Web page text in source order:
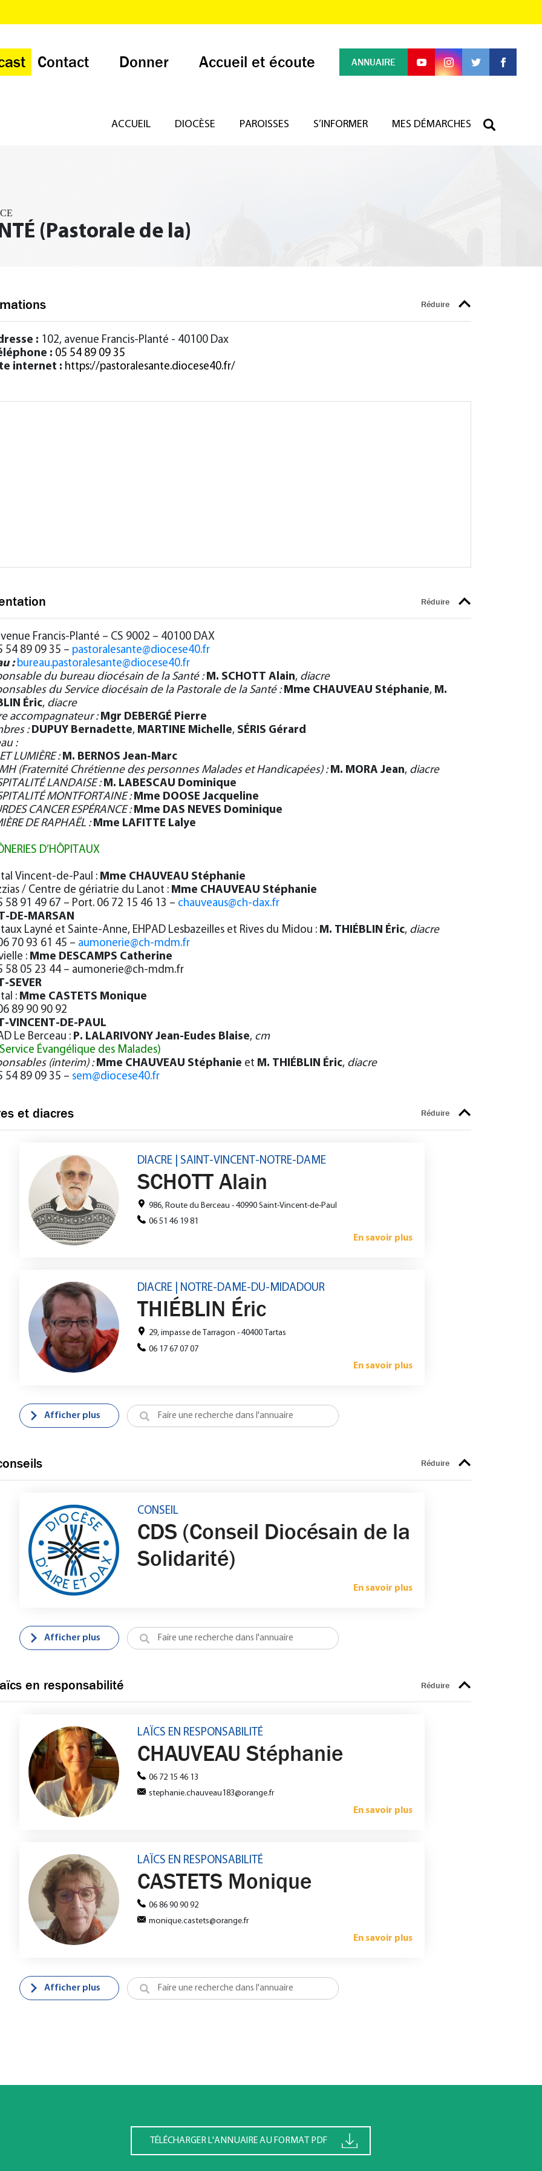
Contact Donner Accueil et écoute ANNUAIRE
ACCUEIL DIOCÈSE PAROISSES S’INFORMER MES DÉMARCHES
(Pastorale de la)
: 102, avenue Francis-Planté - 40100 Dax
: 05 54 89 09 35
internet : https://pastoralesante.diocese40.fr/
Francis-Planté – CS 9002 – 40100 DAX
54 89 09 35 – pastoralesante@diocese40.fr
:bureau.pastoralesante@diocese40.fr
du bureau diocésain de la Santé :M. SCHOTT Alain, diacre
du Service diocésain de la Pastorale de la Santé :Mme CHAUVEAU Stéphanie, M.
Éric, diacre
accompagnateur :Mgr DEBERGÉ Pierre
:DUPUY Bernadette, MARTINE Michelle, SÉRIS Gérard
:
LUMIÈRE :M. BERNOS Jean-Marc
(Fraternité Chrétienne des personnes Malades et Handicapées) :M. MORA Jean, diacre
LANDAISE :M. LABESCAU Dominique
MONTFORTAINE :Mme DOOSE Jacqueline
CANCER ESPÉRANCE :Mme DAS NEVES Dominique
DE RAPHAËL :Mme LAFITTE Lalye
D’HÔPITAUX
Vincent-de-Paul : Mme CHAUVEAU Stéphanie
/ Centre de gériatrie du Lanot : Mme CHAUVEAU Stéphanie
58 91 49 67 – Port. 06 72 15 46 13 – chauveaus@ch-dax.fr
DE-MARSAN
Layné et Sainte-Anne, EHPAD Lesbazeilles et Rives du Midou : M. THIÉBLIN Éric, diacre
70 93 61 45 – aumonerie@ch-mdm.fr
: Mme DESCAMPS Catherine
58 05 23 44 – aumonerie@ch-mdm.fr
SEVER
: Mme CASTETS Monique
89 90 90 92
VINCENT-DE-PAUL
Le Berceau : P. LALARIVONY Jean-Eudes Blaise, cm
Évangélique des Malades)
(interim) :Mme CHAUVEAU Stéphanie et M. THIÉBLIN Éric, diacre
54 89 09 35 – sem@diocese40.fr
et diacres
DIACRE | SAINT-VINCENT-NOTRE-DAME
SCHOTT Alain
986, Route du Berceau - 40990 Saint-Vincent-de-Paul
06 51 46 19 81
En savoir plus
DIACRE | NOTRE-DAME-DU-MIDADOUR
THIÉBLIN Éric
29, impasse de Tarragon - 40400 Tartas
06 17 67 07 07
En savoir plus
Afficher plus
CONSEIL
CDS (Conseil Diocésain de la
Solidarité)
En savoir plus
Afficher plus
en responsabilité
LAÏCS EN RESPONSABILITÉ
CHAUVEAU Stéphanie
06 72 15 46 13
stephanie.chauveau183@orange.fr
En savoir plus
LAÏCS EN RESPONSABILITÉ
CASTETS Monique
06 86 90 90 92
monique.castets@orange.fr
En savoir plus
Afficher plus
TÉLÉCHARGER L'ANNUAIRE AU FORMAT PDF